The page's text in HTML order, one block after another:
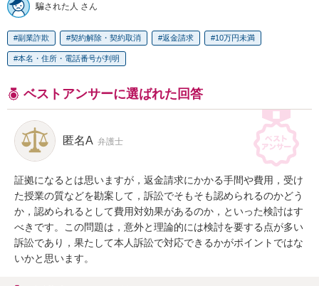
騙された人 さん
副業詐欺 契約解除・契約取消 返金請求 10万円未満
本名・住所・電話番号が判明
ベストアンサーに選ばれた回答
匿名A 弁護士
証拠になるとは思いますが，返金請求にかかる手間や費用，受け
た授業の質などを勘案して，訴訟でそもそも認められるのかどう
か，認められるとして費用対効果があるのか，といった検討はす
べきです。この問題は，意外と理論的には検討を要する点が多い
訴訟であり，果たして本人訴訟で対応できるかがポイントではな
いかと思います。